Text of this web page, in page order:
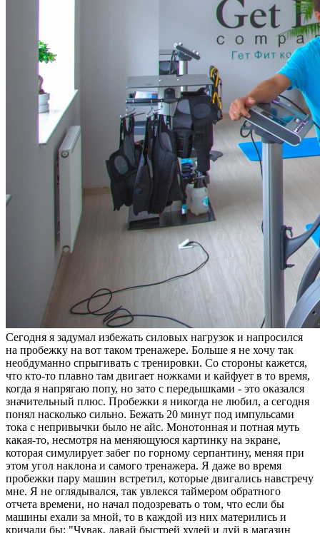
Сегодня я задумал избежать силовых нагрузок и напросился
на пробежку на вот таком тренажере. Больше я не хочу так
необдуманно спрыгивать с тренировки. Со стороны кажется,
что кто-то плавно там двигает ножками и кайфует в то время,
когда я напрягаю попу, но зато с передышками - это оказался
значительный плюс. Пробежки я никогда не любил, а сегодня
понял насколько сильно. Бежать 20 минут под импульсами
тока с непривычки было не айс. Монотонная и потная муть
какая-то, несмотря на меняющуюся картинку на экране,
которая симулирует забег по горному серпантину, меняя при
этом угол наклона и самого тренажера. Я даже во время
пробежки пару машин встретил, которые двигались навстречу
мне. Я не оглядывался, так увлекся таймером обратного
отчета времени, но начал подозревать о том, что если бы
машины ехали за мной, то в каждой из них матерились и
кричали бы: "Чувак, давай быстрей худей и дуй в магазин